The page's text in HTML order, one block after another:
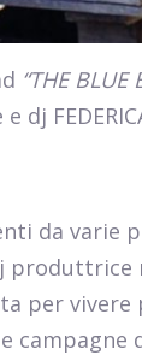
“THE BLUE
da varie
per vivere